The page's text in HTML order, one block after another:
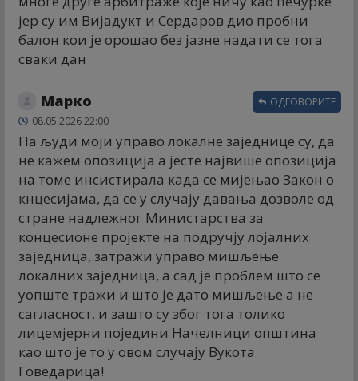
јер су им Вијадукт и Сердаров дио пробни
балон кои је орошао без јазне надати се тога
сваки дан
Марко
08.05.2026 22:00
Па људи моји управо локалне заједнице су, да
не кажем опозиција а јесте највише опозиција
на томе инсистирала када се мијењао Закон о
кнцесијама, да се у случају давања дозволе од
стране надлежног Министарства за
концесионе пројекте на подручју лојалних
заједница, затражи управо мишљење
локалних заједница, а сад је проблем што се
уопште тражи и што је дато мишљење а не
сагласност, и зашто су због тога толико
лицемјерни поједини Начелници општина
као што је то у овом случају Вукота
Говедарица!
ОДГОВОРИТЕ